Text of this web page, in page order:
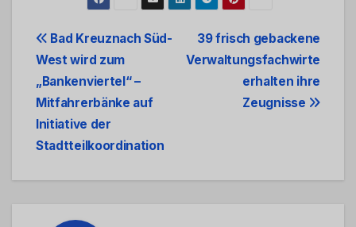
Beitrags-
Navigation
39 frisch gebackene
Verwaltungsfachwirte
erhalten ihre
Zeugnisse
Bad Kreuznach Süd-
West wird zum
„Bankenviertel“ –
Mitfahrerbänke auf
Initiative der
Stadtteilkoordination